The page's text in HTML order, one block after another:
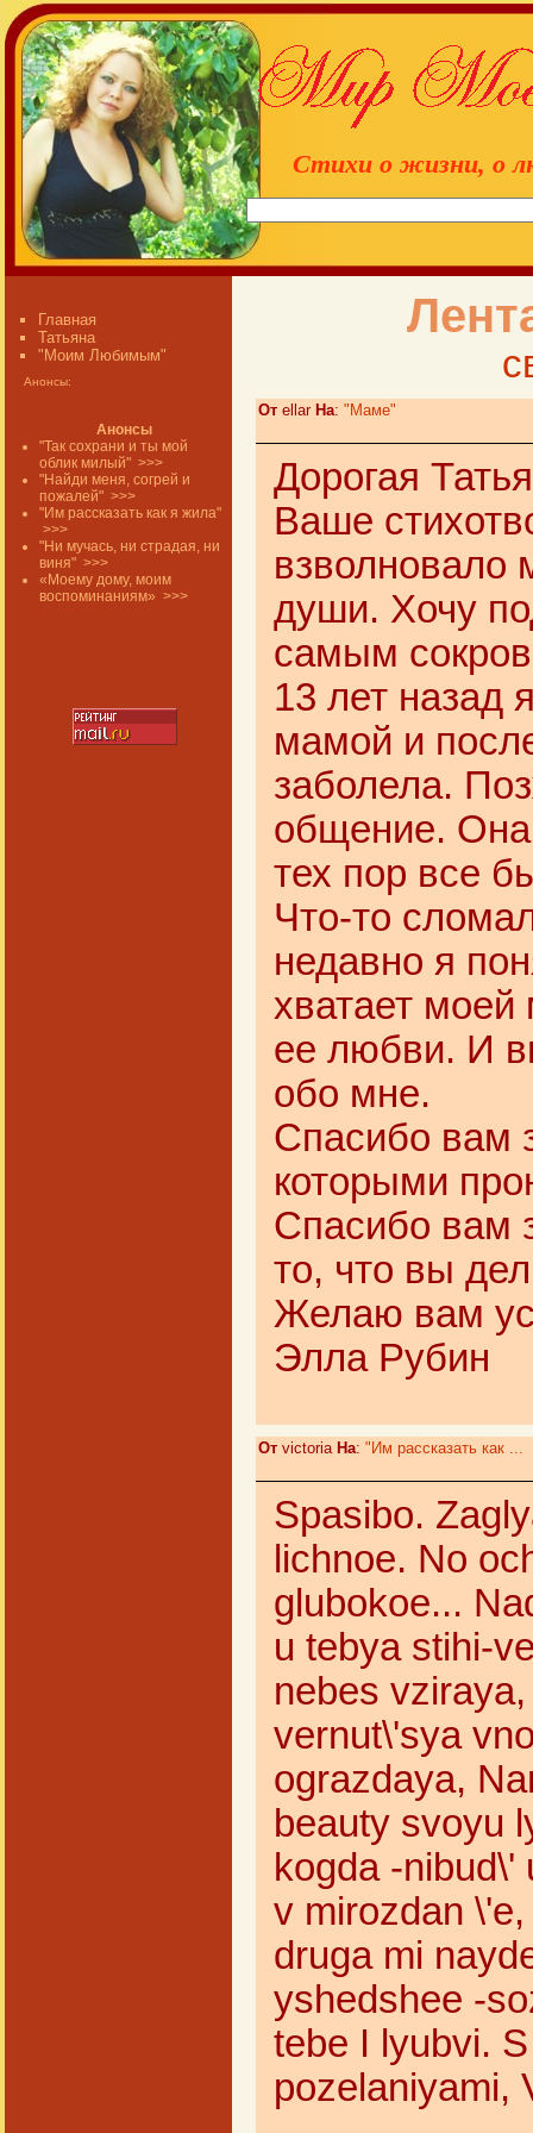
Стихи о жизни, о
Главная
Татьяна
"Моим Любимым"
Анонсы:
Анонсы
"Так сохрани и ты мой
облик милый" >>>
"Найди меня, согрей и
пожалей" >>>
"Им рассказать как я жила"
>>>
"Ни мучась, ни страдая, ни
виня" >>>
«Моему дому, моим
воспоминаниям» >>>
От ellar На: "Маме"
Дорогая
Ваше
взволновало
души. Хочу
самым
13 лет назад
мамой и
заболела.
общение.
тех пор все
Что-то
недавно я
хватает
ее любви. И
обо мне.
Спасибо вам
которыми
Спасибо вам
то, что вы
Желаю вам
Элла Рубин
От victoria На: "Им рассказать как ...
Spasibo.
lichnoe. No
glubokoe...
u tebya stihi-
nebes
vernut\'sya
ograzdaya,
beauty svoyu
kogda -
v mirozdan
druga mi
yshedshee -
tebe I lyubvi.
pozelaniyami,